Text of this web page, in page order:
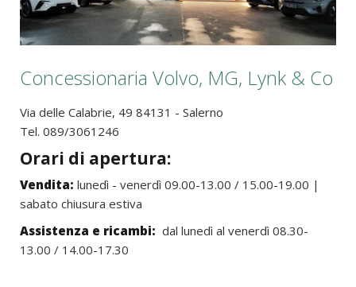
Concessionaria Volvo, MG, Lynk & Co
Via delle Calabrie, 49 84131 - Salerno
Tel. 089/3061246
Orari di apertura:
Vendita: lunedì - venerdì 09.00-13.00 / 15.00-19.00 |
sabato chiusura estiva
Assistenza e ricambi: dal lunedì al venerdì 08.30-
13.00 / 14.00-17.30